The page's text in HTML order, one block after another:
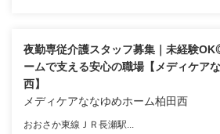
夜勤専従介護スタッフ募集｜未経験
ームで支える安心の職場【メディケア
西】
メディケアななゆめホーム柏田西
おおさか東線ＪＲ長瀬駅...